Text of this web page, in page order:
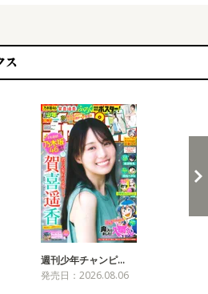
週刊少年チャンピ…
発売日：2026.08.06